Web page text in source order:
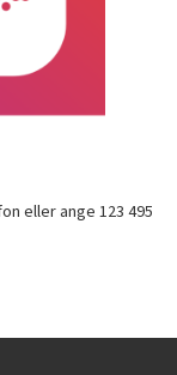
eller ange 123 495